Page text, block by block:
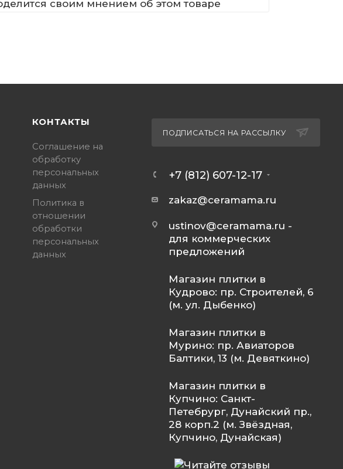
своим мнением об этом товаре
КОНТАКТЫ
Соглашение на
обработку
персональных
данных
Политика в
отношении
обработки
персональных
данных
ПОДПИСАТЬСЯ НА РАССЫЛКУ
+7 (812) 607-12-17
zakaz@ceramama.ru
ustinov@ceramama.ru -
для коммерческих
предложений
Магазин плитки в
Кудрово: пр. Строителей, 6
(м. ул. Дыбенко)
Магазин плитки в
Мурино: пр. Авиаторов
Балтики, 13 (м. Девяткино)
Магазин плитки в
Купчино: Санкт-
Петебрург, Дунайский пр.,
28 корп.2 (м. Звёздная,
Купчино, Дунайская)